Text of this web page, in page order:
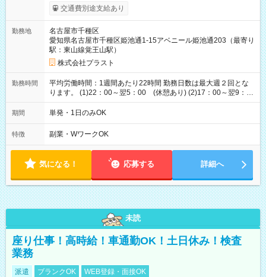
給与は本採用時と同じです。
交通費別途支給あり
勤務地
名古屋市千種区
愛知県名古屋市千種区姫池通1-15アベニール姫池通203（最寄り
駅：東山線覚王山駅）
株式会社プラスト
勤務時間
平均労働時間：1週間あたり22時間 勤務日数は最大週２回とな
ります。 (1)22：00～翌5：00 (休憩あり) (2)17：00～翌9：
00 (休憩あり) ３６協定提出済 平均労働時間：1週間あたり22
時間 勤務日数は最大週２回となります。 (1)22：00～翌5：00
期間 単発・1日のみOK
特徴 副業・WワークOK
気になる！ 応募する 詳細へ
未読
座り仕事！高時給！車通勤OK！土日休み！検査
業務
派遣 ブランクOK WEB登録・面接OK